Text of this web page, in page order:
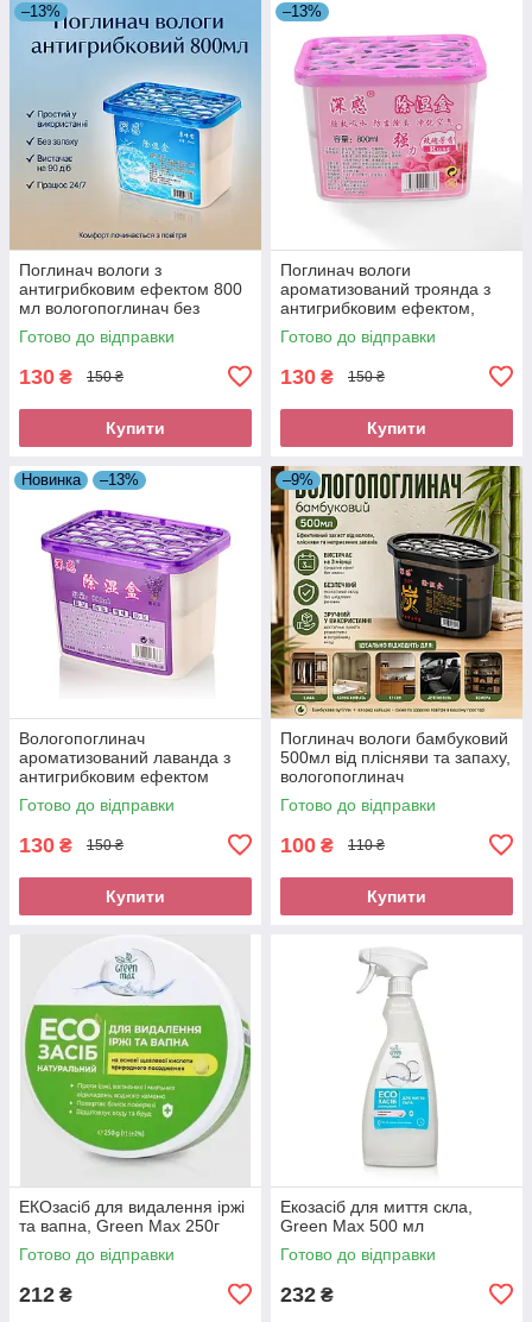
–13%
Поглинач вологи з
антигрибковим ефектом 800
мл вологопоглинач без
запаху
Готово до відправки
130 ₴ 150 ₴
Купити
–13%
Поглинач вологи
ароматизований троянда з
антигрибковим ефектом,
800мл
Готово до відправки
130 ₴ 150 ₴
Купити
Новинка –13%
Вологопоглинач
ароматизований лаванда з
антигрибковим ефектом
поглинач вологи 800мл
Готово до відправки
130 ₴ 150 ₴
Купити
–9%
Поглинач вологи бамбуковий
500мл від плісняви та запаху,
вологопоглинач
Готово до відправки
100 ₴ 110 ₴
Купити
ЕКОзасіб для видалення іржі
та вапна, Green Max 250г
Готово до відправки
212 ₴
Екозасіб для миття скла,
Green Max 500 мл
Готово до відправки
232 ₴